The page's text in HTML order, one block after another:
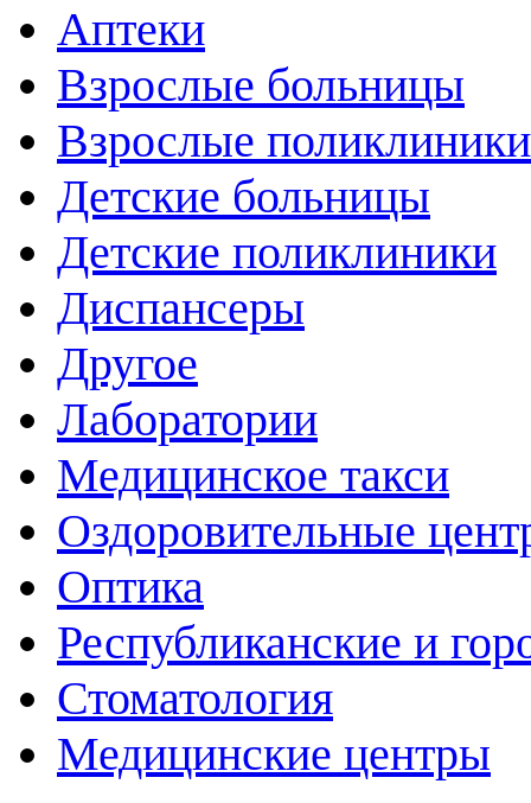
Аптеки
Взрослые больницы
Взрослые поликлиники
Детские больницы
Детские поликлиники
Диспансеры
Другое
Лаборатории
Медицинское такси
Оздоровительные
Оптика
Республиканские и
Стоматология
Медицинские центры